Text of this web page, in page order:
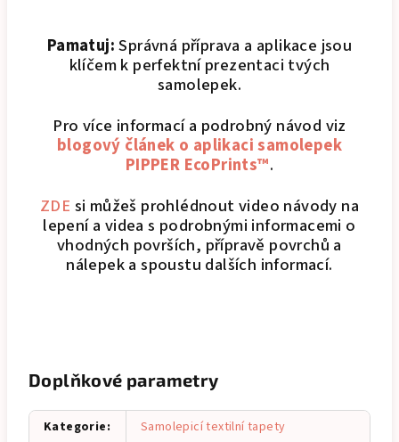
Pamatuj:Správná příprava a aplikace jsou
klíčem k perfektní prezentaci tvých
samolepek.
Pro více informací a podrobný návod viz
blogový článek o aplikaci samolepek
PIPPER EcoPrints™.
ZDE si můžeš prohlédnout video návody na
lepení a videa s podrobnými informacemi o
vhodných površích, přípravě povrchů a
nálepek a spoustu dalších informací.
Doplňkové parametry
Kategorie:
Samolepicí textilní tapety